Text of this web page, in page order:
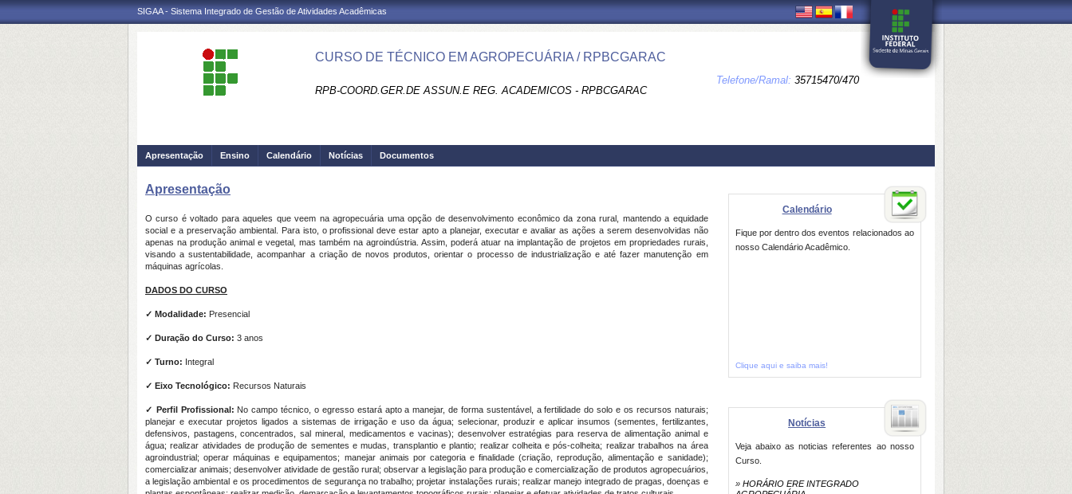
SIGAA - Sistema Integrado de Gestão de Atividades Acadêmicas
CURSO DE TÉCNICO EM AGROPECUÁRIA / RPBCGARAC
RPB-COORD.GER.DE ASSUN.E REG. ACADEMICOS - RPBCGARAC
Telefone/Ramal: 35715470/470
Apresentação Ensino Calendário Notícias Documentos
Apresentação
O curso é voltado para aqueles que veem na agropecuária uma opção de desenvolvimento econômico da zona rural, mantendo a equidade
social e a preservação ambiental. Para isto, o profissional deve estar apto a planejar, executar e avaliar as ações a serem desenvolvidas não
apenas na produção animal e vegetal, mas também na agroindústria. Assim, poderá atuar na implantação de projetos em propriedades rurais,
visando a sustentabilidade, acompanhar a criação de novos produtos, orientar o processo de industrialização e até fazer manutenção em
máquinas agrícolas.
DADOS DO CURSO
✓ Modalidade: Presencial
✓ Duração do Curso: 3 anos
✓ Turno: Integral
✓ Eixo Tecnológico: Recursos Naturais
✓ Perfil Profissional: No campo técnico, o egresso estará apto a manejar, de forma sustentável, a fertilidade do solo e os recursos naturais;
planejar e executar projetos ligados a sistemas de irrigação e uso da água; selecionar, produzir e aplicar insumos (sementes, fertilizantes,
defensivos, pastagens, concentrados, sal mineral, medicamentos e vacinas); desenvolver estratégias para reserva de alimentação animal e
água; realizar atividades de produção de sementes e mudas, transplantio e plantio; realizar colheita e pós-colheita; realizar trabalhos na área
agroindustrial; operar máquinas e equipamentos; manejar animais por categoria e finalidade (criação, reprodução, alimentação e sanidade);
comercializar animais; desenvolver atividade de gestão rural; observar a legislação para produção e comercialização de produtos agropecuários,
a legislação ambiental e os procedimentos de segurança no trabalho; projetar instalações rurais; realizar manejo integrado de pragas, doenças e
Calendário
Fique por dentro dos eventos relacionados ao
nosso Calendário Acadêmico.
Clique aqui e saiba mais!
Notícias
Veja abaixo as noticias referentes ao nosso
Curso.
» HORÁRIO ERE INTEGRADO